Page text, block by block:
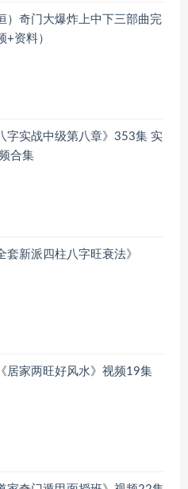
）奇门大爆炸上中下三部曲完
+资料）
字实战中级第八章》353集 实
合集
套新派四柱八字旺衰法》
居家两旺好风水》视频19集